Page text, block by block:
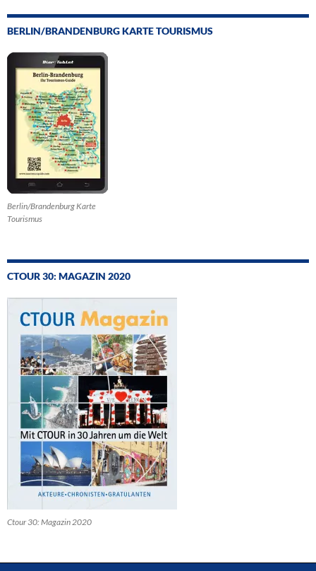
BERLIN/BRANDENBURG KARTE TOURISMUS
Berlin/Brandenburg Karte
Tourismus
CTOUR 30: MAGAZIN 2020
Ctour 30: Magazin 2020